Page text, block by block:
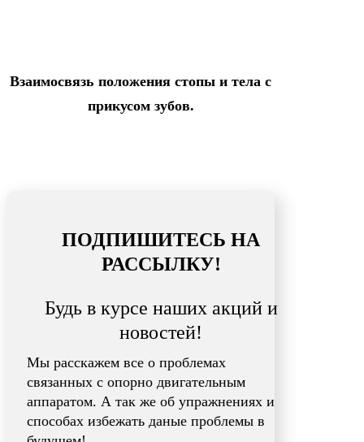
Взаимосвязь положения стопы и тела с
прикусом зубов.
ПОДПИШИТЕСЬ НА
РАССЫЛКУ!
Будь в курсе наших акций и
новостей!
Мы расскажем все о проблемах
связанных с опорно двигательным
аппаратом. А так же об упражнениях и
способах избежать даные проблемы в